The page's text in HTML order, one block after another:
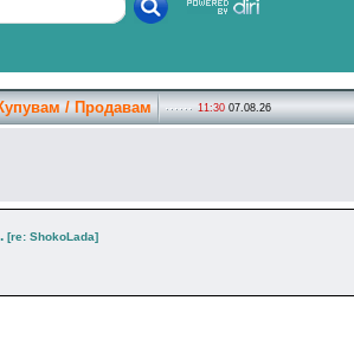
/ Продавам 11:30 07.08.26
[re: ShokoLada]